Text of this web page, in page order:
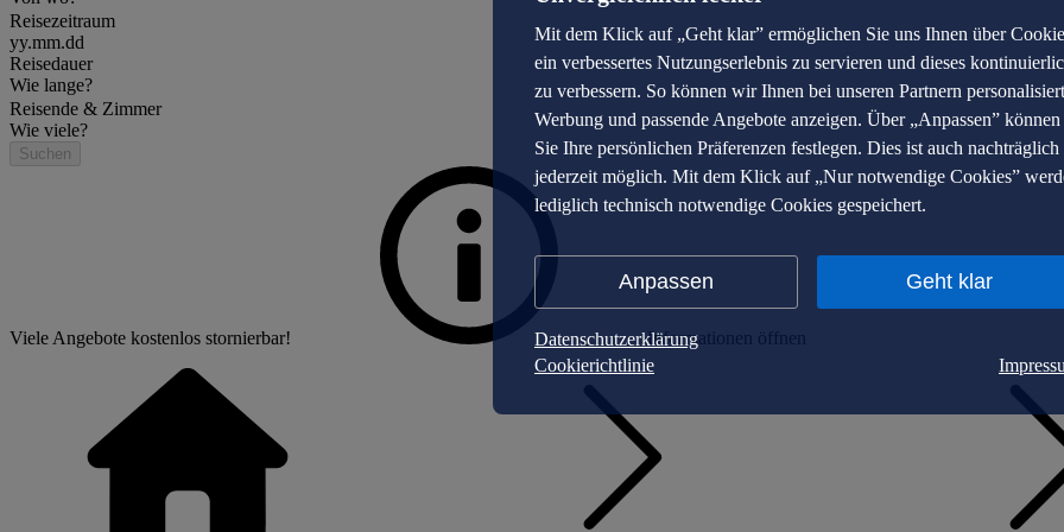
Mit dem Klick auf „Geht klar” ermöglichen Sie uns Ihnen über
ein verbessertes Nutzungserlebnis zu servieren und dieses
zu verbessern. So können wir Ihnen bei unseren Partnern
Werbung und passende Angebote anzeigen. Über „Anpassen” können
Sie Ihre persönlichen Präferenzen festlegen. Dies ist auch nachträglich
jederzeit möglich. Mit dem Klick auf „Nur notwendige Cookies”
lediglich technisch notwendige Cookies gespeichert.
Anpassen Geht klar
Datenschutzerklärung
Cookierichtlinie
Reisezeitraum
yy.mm.dd
Reisedauer
Wie lange?
Reisende & Zimmer
Wie viele?
Suchen
Viele Angebote kostenlos stornierbar! Informationen öffnen